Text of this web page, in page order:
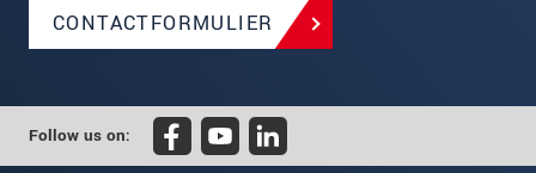
CONTACTFORMULIER
Follow us on: